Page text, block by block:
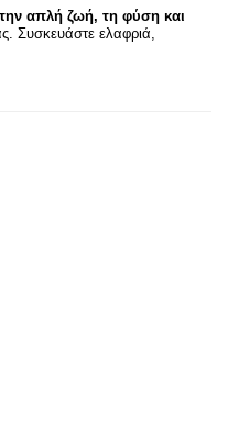
την απλή ζωή, τη φύση και
Συσκευάστε ελαφριά,